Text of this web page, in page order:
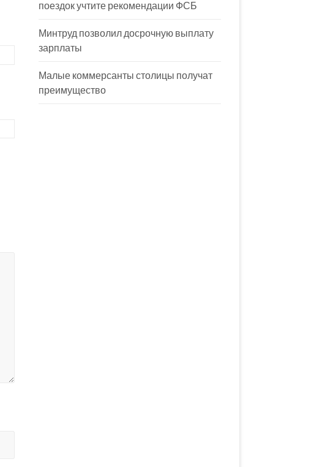
поездок учтите рекомендации ФСБ
Минтруд позволил досрочную выплату
зарплаты
Малые коммерсанты столицы получат
преимущество